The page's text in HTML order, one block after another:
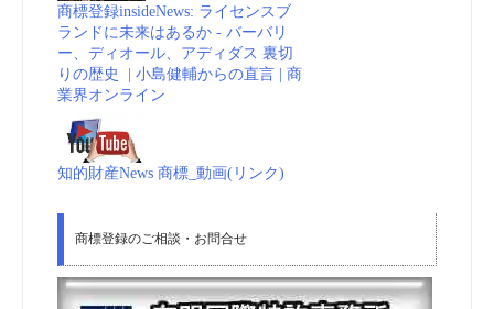
商標登録insideNews: ライセンスブ
ランドに未来はあるか - バーバリ
ー、ディオール、アディダス 裏切
りの歴史 | 小島健輔からの直言 | 商
業界オンライン
知的財産News 商標_動画(リンク)
商標登録のご相談・お問合せ